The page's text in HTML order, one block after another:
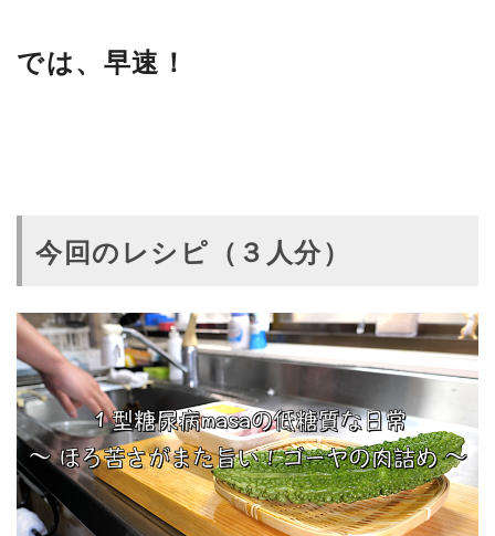
では、早速！
今回のレシピ（３人分）